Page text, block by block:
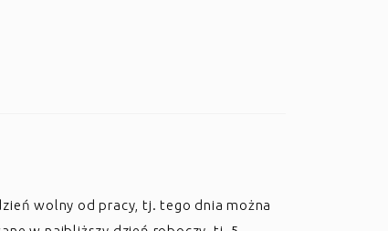
wolny od pracy, tj. tego dnia można